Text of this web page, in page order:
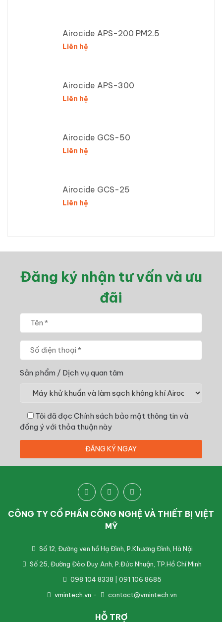
Airocide APS-200 PM2.5
Liên hệ
Airocide APS-300
Liên hệ
Airocide GCS-50
Liên hệ
Airocide GCS-25
Liên hệ
Đăng ký nhận tư vấn và ưu
đãi
Sản phẩm / Dịch vụ quan tâm
Tôi đã đọc Chính sách bảo mật thông tin và
đồng ý với thỏa thuận này
CÔNG TY CỔ PHẦN CÔNG NGHỆ VÀ THIẾT BỊ VIỆT
MỸ
Số 12, Đường ven hồ Hạ Đình, P.Khương Đình, Hà Nội
Số 25, Đường Đào Duy Anh, P.Đức Nhuận, TP.Hồ Chí Minh
098 104 8338 | 091 106 8685
vmintech.vn - contact@vmintech.vn
HỖ TRỢ